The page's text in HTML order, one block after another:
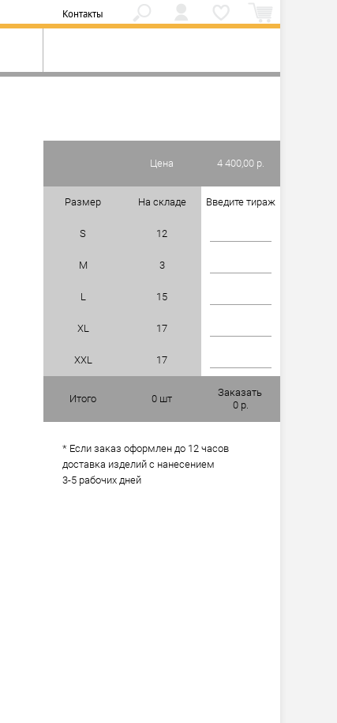
Контакты
Цена 4 400,00 р.
Размер На складе Введите тираж
S 12
M 3
L 15
XL 17
XXL 17
Итого 0 шт
Заказать
0 р.
* Если заказ оформлен до 12 часов
доставка изделий с нанесением
3-5 рабочих дней